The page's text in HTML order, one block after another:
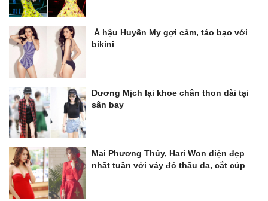
Á hậu Huyền My gợi cảm, táo bạo với
bikini
Dương Mịch lại khoe chân thon dài tại
sân bay
Mai Phương Thúy, Hari Won diện đẹp
nhất tuần với váy đỏ thấu da, cắt cúp